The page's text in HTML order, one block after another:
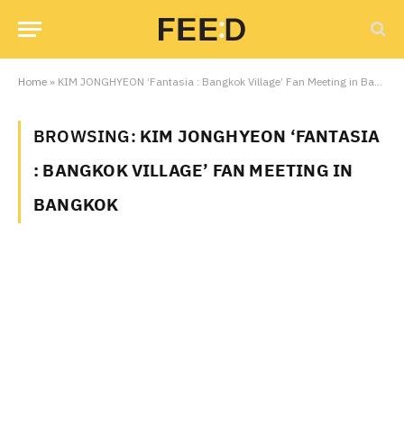
Home» KIM JONGHYEON ‘Fantasia : Bangkok Village’ Fan Meeting in Bangkok
BROWSING:KIM JONGHYEON ‘FANTASIA
: BANGKOK VILLAGE’ FAN MEETING IN
BANGKOK